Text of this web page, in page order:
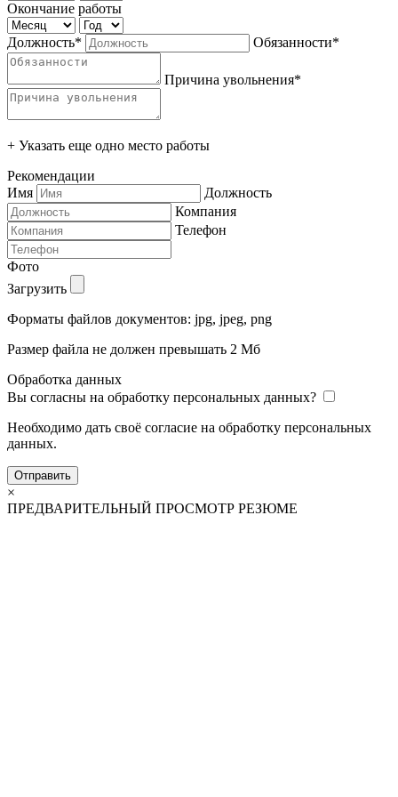
Окончание работы
Должность* Обязанности*
Причина увольнения*
+ Указать еще одно место работы
Рекомендации
Имя
Должность
Компания
Телефон
Фото
Загрузить
Форматы файлов документов: jpg, jpeg, png
Размер файла не должен превышать 2 Мб
Обработка данных
Вы согласны на обработку персональных данных?
Необходимо дать своё согласие на обработку персональных
данных.
Отправить
×
ПРЕДВАРИТЕЛЬНЫЙ ПРОСМОТР РЕЗЮМЕ